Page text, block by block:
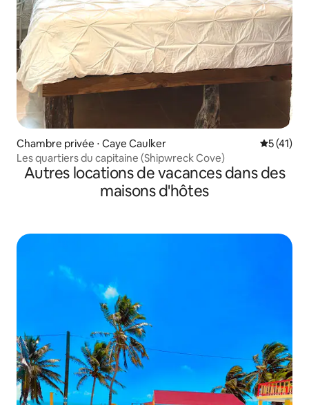
Chambre privée ⋅ Caye Caulker
5 (41)
Les quartiers du capitaine (Shipwreck Cove)
Autres locations de vacances dans des
maisons d'hôtes